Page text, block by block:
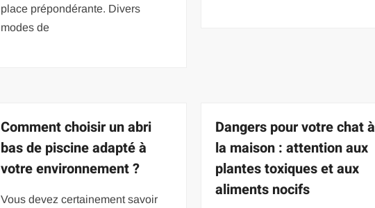
place prépondérante. Divers
modes de
Comment choisir un abri
bas de piscine adapté à
votre environnement ?
Vous devez certainement savoir
Dangers pour votre chat à
la maison : attention aux
plantes toxiques et aux
aliments nocifs